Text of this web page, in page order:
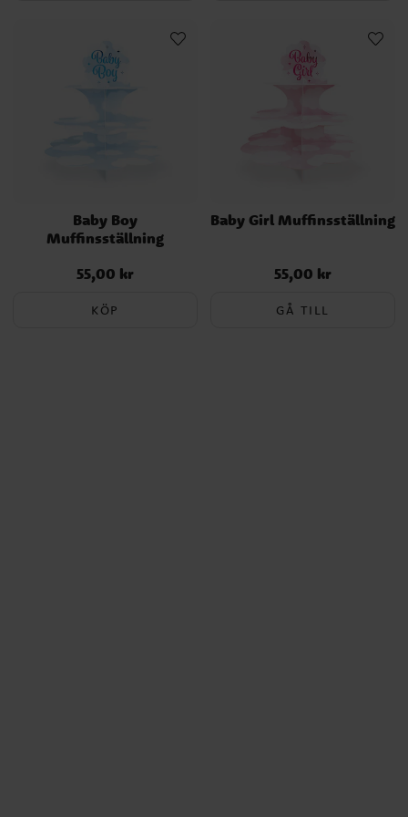
Baby Boy
Muffinsställning
Pris:55,00 kr
55,00 kr
KÖP
Baby Girl Muffinsställning
Pris:55,00 kr
55,00 kr
GÅ TILL